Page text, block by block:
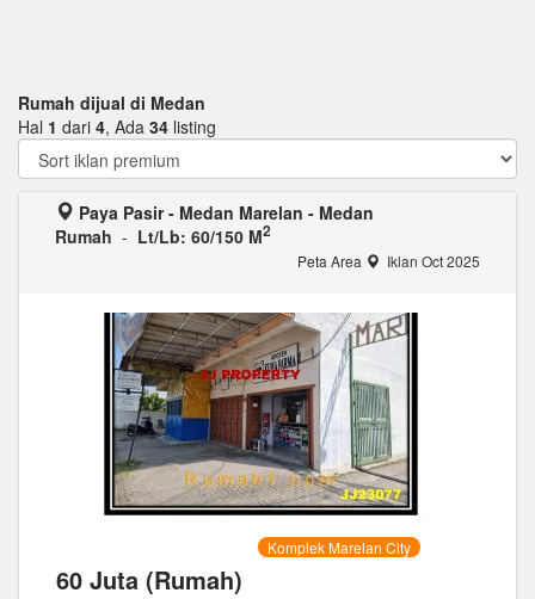
Rumah dijual di Medan
Hal 1 dari 4, Ada 34 listing
Paya Pasir - Medan Marelan - Medan
Rumah - Lt/Lb: 60/150 M2
Peta Area Iklan Oct 2025
Komplek Marelan City
60 Juta (Rumah)